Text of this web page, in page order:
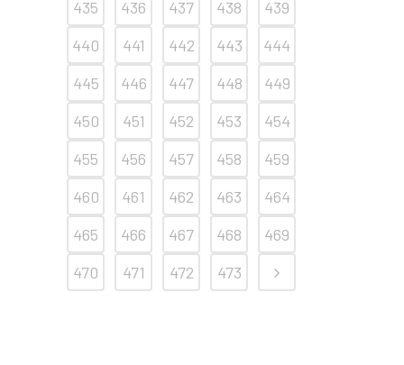
435 436 437 438
439
440
441 442 443
444
445
446 447 448
449
450
451 452 453
454
455
456 457 458
459
460
461 462 463
464
465
466 467 468
469
470
471 472 473